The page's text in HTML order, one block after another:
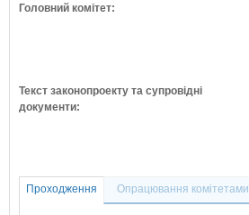
Головний комітет:
Текст законопроекту та супровідні
документи:
Проходження Опрацювання комітетами